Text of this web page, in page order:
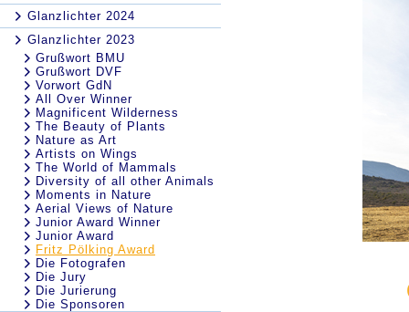
Glanzlichter 2024
Glanzlichter 2023
Grußwort BMU
Grußwort DVF
Vorwort GdN
All Over Winner
Magnificent Wilderness
The Beauty of Plants
Nature as Art
Artists on Wings
The World of Mammals
Diversity of all other Animals
Moments in Nature
Aerial Views of Nature
Junior Award Winner
Junior Award
Fritz Pölking Award
Die Fotografen
Die Jury
Die Jurierung
Die Sponsoren